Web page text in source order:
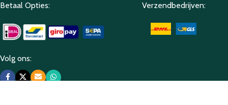
Betaal Opties: Verzendbedrijven:
Volg ons: